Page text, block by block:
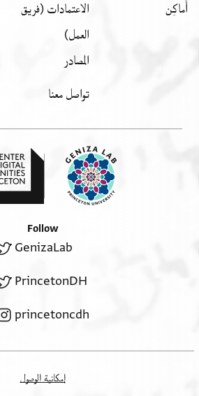
أَماكِن
الاعتمادات (فريق
العمل)
المصادر
تواصل معنا
Follow
GenizaLab
PrincetonDH
princetoncdh
إمكانية الوصول